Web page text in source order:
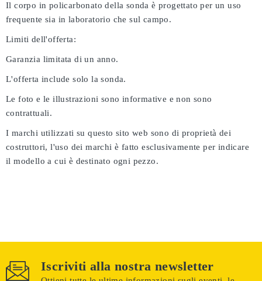
Il corpo in policarbonato della sonda è progettato per un uso
frequente sia in laboratorio che sul campo.
Limiti dell'offerta:
Garanzia limitata di un anno.
L'offerta include solo la sonda.
Le foto e le illustrazioni sono informative e non sono
contrattuali.
I marchi utilizzati su questo sito web sono di proprietà dei
costruttori, l'uso dei marchi è fatto esclusivamente per indicare
il modello a cui è destinato ogni pezzo.
Iscriviti alla nostra newsletter